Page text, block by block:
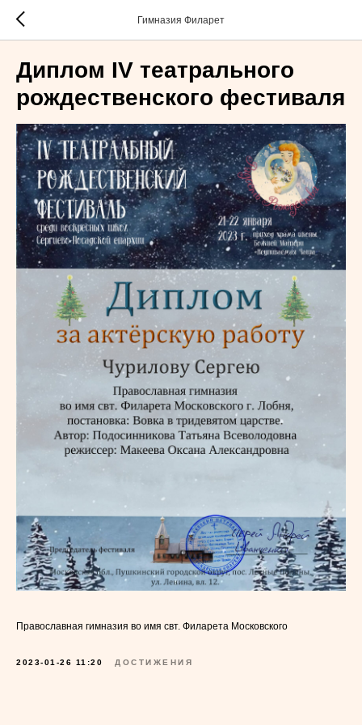
Гимназия Филарет
Диплом IV театрального
рождественского фестиваля
Православная гимназия во имя свт. Филарета Московского
2023-01-26 11:20 ДОСТИЖЕНИЯ